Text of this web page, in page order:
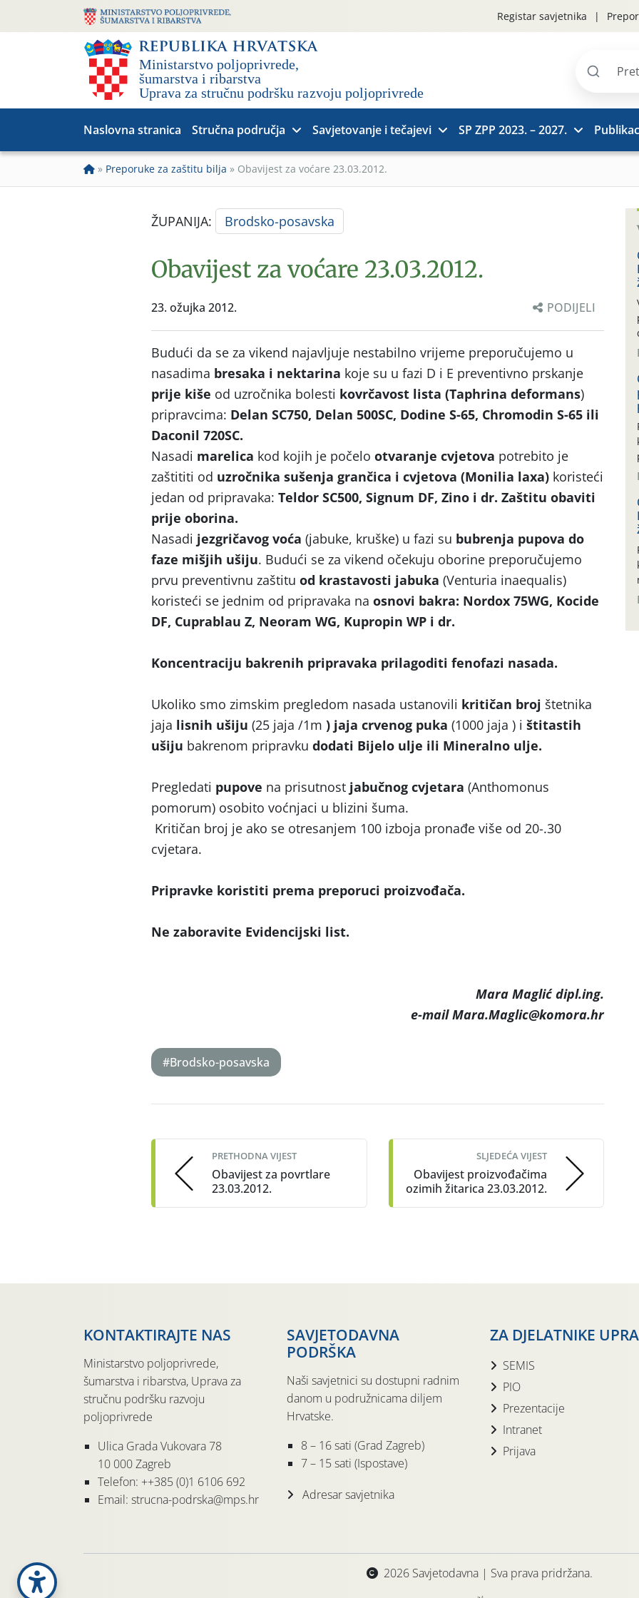
Registar savjetnika
Pretraži
Naslovna stranica Stručna područja Savjetovanje i tečajevi SP ZPP 2023. – 2027.
» Preporuke za zaštitu bilja » Obavijest za voćare 23.03.2012.
ŽUPANIJA: Brodsko-posavska
Obavijest za voćare 23.03.2012.
23. ožujka 2012. PODIJELI
Budući da se za vikend najavljuje nestabilno vrijeme preporučujemo u
nasadima bresaka i nektarina koje su u fazi D i E preventivno prskanje
prije kiše od uzročnika bolesti kovrčavost lista (Taphrina deformans)
pripravcima: Delan SC750, Delan 500SC, Dodine S-65, Chromodin S-65 ili
Daconil 720SC.
Nasadi marelica kod kojih je počelo otvaranje cvjetova potrebito je
zaštititi od uzročnika sušenja grančica i cvjetova (Monilia laxa) koristeći
jedan od pripravaka: Teldor SC500, Signum DF, Zino i dr. Zaštitu obaviti
prije oborina.
Nasadi jezgričavog voća (jabuke, kruške) u fazi su bubrenja pupova do
faze mišjih ušiju. Budući se za vikend očekuju oborine preporučujemo
prvu preventivnu zaštitu od krastavosti jabuka (Venturia inaequalis)
koristeći se jednim od pripravaka na osnovi bakra: Nordox 75WG, Kocide
DF, Cuprablau Z, Neoram WG, Kupropin WP i dr.
Koncentraciju bakrenih pripravaka prilagoditi fenofazi nasada.
Ukoliko smo zimskim pregledom nasada ustanovili kritičan broj štetnika
jaja lisnih ušiju (25 jaja /1m ) jaja crvenog puka (1000 jaja ) i štitastih
ušiju bakrenom pripravku dodati Bijelo ulje ili Mineralno ulje.
Pregledati pupove na prisutnost jabučnog cvjetara (Anthomonus
pomorum) osobito voćnjaci u blizini šuma.
Kritičan broj je ako se otresanjem 100 izboja pronađe više od 20-.30
cvjetara.
Pripravke koristiti prema preporuci proizvođača.
Ne zaboravite Evidencijski list.
Mara Maglić dipl.ing.
e-mail Mara.Maglic@komora.hr
#Brodsko-posavska
navigation
PRETHODNA VIJEST
Obavijest za povrtlare
23.03.2012.
SLJEDEĆA VIJEST
Obavijest proizvođačima
ozimih žitarica 23.03.2012.
KONTAKTIRAJTE NAS
Ministarstvo poljoprivrede,
šumarstva i ribarstva, Uprava za
stručnu podršku razvoju
poljoprivrede
Ulica Grada Vukovara 78
10 000 Zagreb
Telefon: ++385 (0)1 6106 692
Email: strucna-podrska@mps.hr
SAVJETODAVNA
PODRŠKA
Naši savjetnici su dostupni radnim
danom u podružnicama diljem
Hrvatske.
8 – 16 sati (Grad Zagreb)
7 – 15 sati (Ispostave)
Adresar savjetnika
ZA DJELATNIKE
SEMIS
PIO
Prezentacije
Intranet
Prijava
2026 Savjetodavna | Sva prava pridržana.